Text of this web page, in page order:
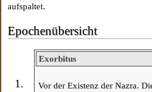
aufspaltet.
Epochenübersicht
1.
Exorbitus
Vor der Existenz der Nazra.